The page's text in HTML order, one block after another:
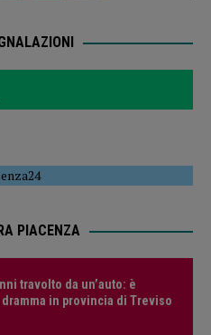
PIACENZA
travolto da un’auto: è
in provincia di Treviso